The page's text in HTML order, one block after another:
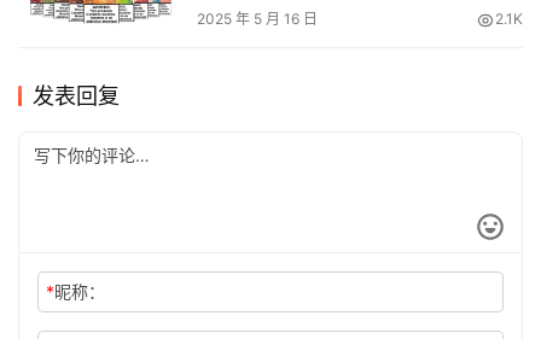
2025 年 5 月 16 日 2.1K
发表回复
*昵称：